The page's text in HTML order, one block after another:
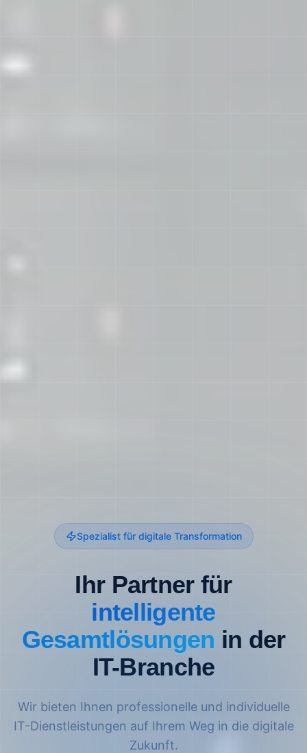
Spezialist für digitale Transformation
Ihr Partner für
intelligente
Gesamtlösungen in der
IT-Branche
Wir bieten Ihnen professionelle und individuelle
IT-Dienstleistungen auf Ihrem Weg in die digitale
Zukunft.